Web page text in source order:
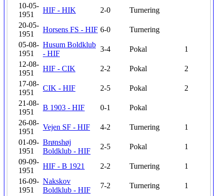
10-05-
1951
HIF - HIK 2-0
Turnering
20-05-
1951
Horsens FS - HIF 6-0
Turnering
05-08-
1951
Husum Boldklub
- HIF
3-4 Pokal
1
12-08-
1951
HIF - CIK 2-2 Pokal
2
17-08-
1951
CIK - HIF 2-5 Pokal
2
21-08-
1951
B 1903 - HIF 0-1
Pokal
26-08-
1951
Vejen SF - HIF 4-2 Turnering
1
01-09-
1951
Brønshøj
Boldklub - HIF
2-5 Pokal
1
09-09-
1951
HIF - B 1921 2-2 Turnering
1
16-09-
1951
Nakskov
Boldklub - HIF
7-2 Turnering
1